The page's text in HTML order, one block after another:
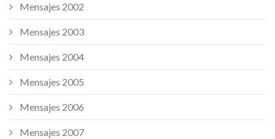
Mensajes 2002
Mensajes 2003
Mensajes 2004
Mensajes 2005
Mensajes 2006
Mensajes 2007